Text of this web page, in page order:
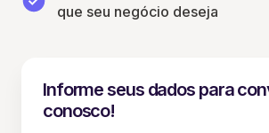
que seu negócio deseja
Informe seus dados para
conosco!